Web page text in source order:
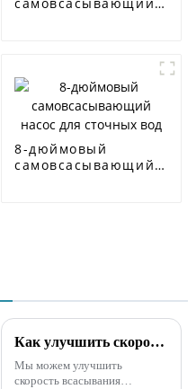
8-дюймовый
самовсасывающий
Как улучшить скорость всасывания самовсасывающего канализационного насоса
Мы можем улучшить
скорость всасывания